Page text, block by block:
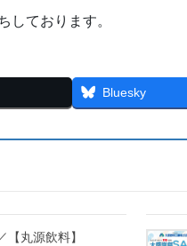
しております。
Bluesky
【丸源飲料】